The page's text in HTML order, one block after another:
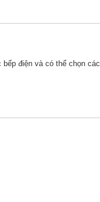
điện và có thể chọn các